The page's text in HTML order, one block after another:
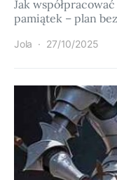
Jak
pamiątek – plan
Jola 27/10/2025